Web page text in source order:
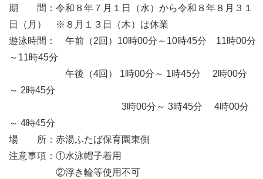
期 間：令和８年７月１日（水）から令和８年８月３１
日（月） ※８月１３日（木）は休業
遊泳時間： 午前（2回）10時00分～10時45分 11時00分
～11時45分
午後（4回） 1時00分～ 1時45分 2時00分
～ 2時45分
3時00分～ 3時45分 4時00分
～ 4時45分
場 所：赤湯ふたば保育園東側
注意事項：①水泳帽子着用
②浮き輪等使用不可